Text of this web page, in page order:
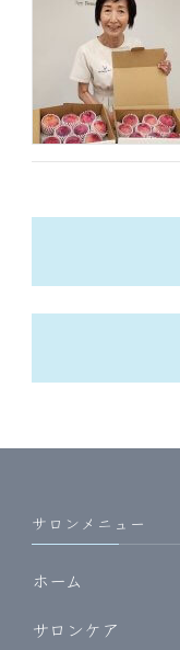
サロンメニュー
ホーム
サロンケア